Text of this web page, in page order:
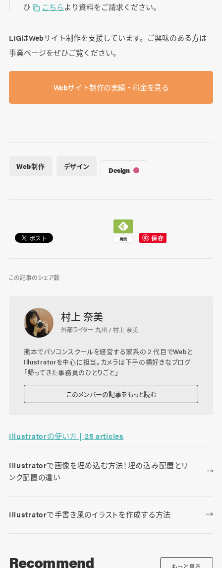
ひ
こちらより資料をご請求ください。
LIGはWebサイト制作を支援しています。ご興味のある方は
事業ぺージをぜひご覧ください。
Webサイト制作の実績・料金を見る
Web制作 デザイン Design
この記事のシェア数
村上 奈美
外部ライター 九州 / 村上 奈美
熊本でパソコンスクールを経営する家系の２代目でWebと
Illustratorを中心に担当。カメラは下手の横好きなブログ
「帰ってきた事務員のひとりごと 」
このメンバーの記事をもっと読む
Illustratorの使い方 | 25 articles
Illustratorで画像を埋め込む方法！埋め込み配置とリ
ンク配置の違い
Illustratorで手書き風のイラストを作成する方法
Recommend もっと見る